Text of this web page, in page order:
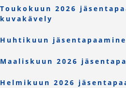
Toukokuun 2026
kuvakävely
Huhtikuun
Maaliskuun 2026
Helmikuun 2026